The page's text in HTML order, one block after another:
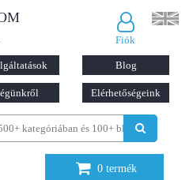
Fiók
Blog
Elérhetőségeink
0 termék